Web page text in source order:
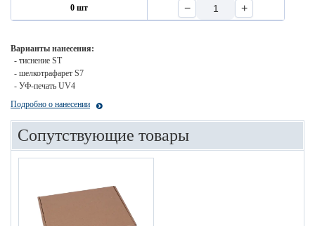
0 шт − +
Варианты нанесения:
- тиснение ST
- шелкотрафарет S7
- УФ-печать UV4
Подробно о нанесении
Сопутствующие товары